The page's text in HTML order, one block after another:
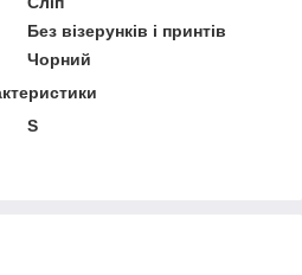
Без візерунків і принтів
Чорний
S